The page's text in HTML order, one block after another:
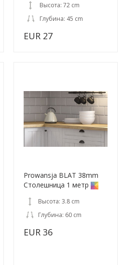
Высота: 72 cm
Глубина: 45 cm
EUR 27
Prowansja BLAT 38mm
Столешница 1 метр
Высота: 3.8 cm
Глубина: 60 cm
EUR 36